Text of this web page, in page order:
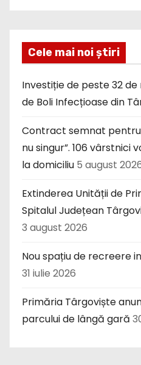
Cele mai noi știri
Investiție de peste 32
de Boli Infecțioase din
Contract semnat
nu singur”. 106 vârstnici
la domiciliu 5 august
Extinderea Unității de
Spitalul Județean
3 august 2026
Nou spațiu de recreere
31 iulie 2026
Primăria Târgoviște
parcului de lângă gară